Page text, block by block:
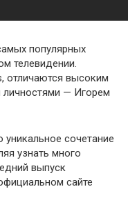
популярных
телевидении.
отличаются высоким
— Игорем
уникальное сочетание
узнать много
выпуск
сайте